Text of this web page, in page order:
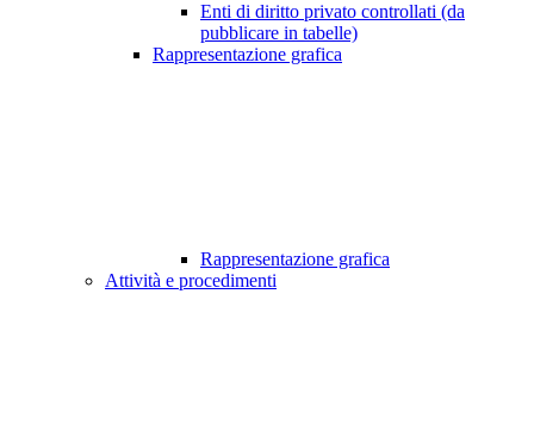
Enti di diritto privato controllati (da
pubblicare in tabelle)
Rappresentazione grafica
Rappresentazione grafica
Attività e procedimenti